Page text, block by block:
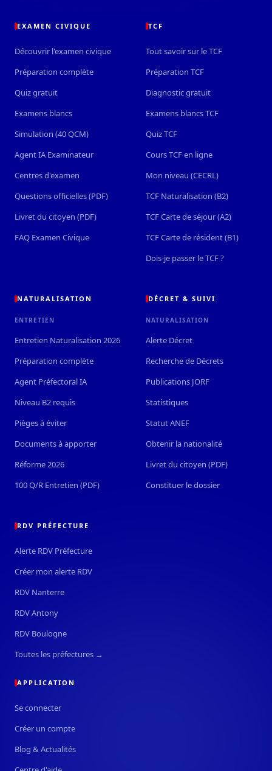
EXAMEN CIVIQUE
Découvrir l'examen civique
Préparation complète
Quiz gratuit
Examens blancs
Simulation (40 QCM)
Agent IA Examinateur
Centres d'examen
Questions officielles (PDF)
Livret du citoyen (PDF)
FAQ Examen Civique
TCF
Tout savoir sur le TCF
Préparation TCF
Diagnostic gratuit
Examens blancs TCF
Quiz TCF
Cours TCF en ligne
Mon niveau (CECRL)
TCF Naturalisation (B2)
TCF Carte de séjour (A2)
TCF Carte de résident (B1)
Dois-je passer le TCF ?
NATURALISATION
ENTRETIEN
Entretien Naturalisation 2026
Préparation complète
Agent Préfectoral IA
Niveau B2 requis
Pièges à éviter
Documents à apporter
Réforme 2026
100 Q/R Entretien (PDF)
DÉCRET & SUIVI
NATURALISATION
Alerte Décret
Recherche de Décrets
Publications JORF
Statistiques
Statut ANEF
Obtenir la nationalité
Livret du citoyen (PDF)
Constituer le dossier
RDV PRÉFECTURE
Alerte RDV Préfecture
Créer mon alerte RDV
RDV Nanterre
RDV Antony
RDV Boulogne
Toutes les préfectures →
APPLICATION
Se connecter
Créer un compte
Blog & Actualités